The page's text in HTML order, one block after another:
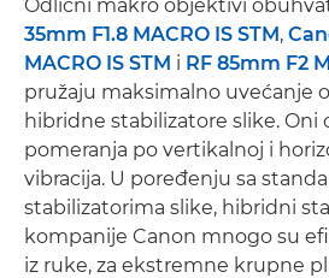
Odlični makro objektivi
35mm F1.8 MACRO IS STM,
MACRO IS STM i RF 85mm F2
pružaju maksimalno uvećanje
hibridne stabilizatore slike. Oni
pomeranja po vertikalnoj i
vibracija. U poređenju sa
stabilizatorima slike, hibridni
kompanije Canon mnogo su
iz ruke, za ekstremne krupne